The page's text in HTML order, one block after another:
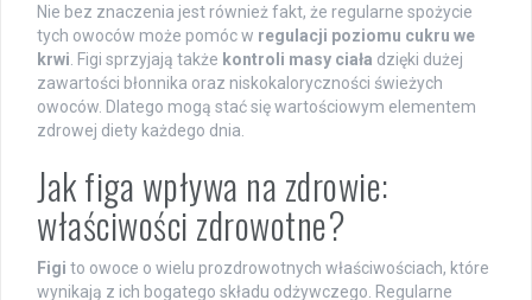
Nie bez znaczenia jest również fakt, że regularne spożycie
tych owoców może pomóc w regulacji poziomu cukru we
krwi . Figi sprzyjają także kontroli masy ciała dzięki dużej
zawartości błonnika oraz niskokaloryczności świeżych
owoców. Dlatego mogą stać się wartościowym elementem
zdrowej diety każdego dnia.
Jak figa wpływa na zdrowie:
właściwości zdrowotne?
Figi to owoce o wielu prozdrowotnych właściwościach, które
wynikają z ich bogatego składu odżywczego. Regularne